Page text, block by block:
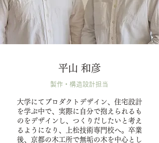
平山 和彦
製作・構造設計担当
大学にてプロダクトデザイン、住宅設計
を学ぶ中で、実際に自分で抱えられるも
のをデザインし、つくりだしたいと考え
るようになり、上松技術専門校へ。卒業
後、京都の木工所で無垢の木を中心とし